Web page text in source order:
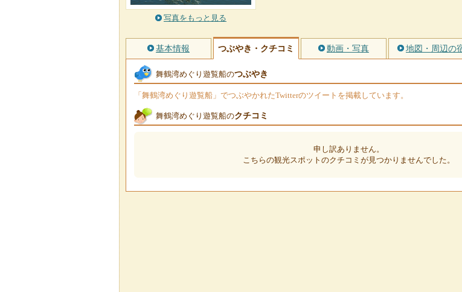
写真をもっと見る
基本情報 つぶやき・クチコミ 動画・写真 地図・周辺の
舞鶴湾めぐり遊覧船のつぶやき
「舞鶴湾めぐり遊覧船」でつぶやかれたTwitterのツイートを掲載しています。
舞鶴湾めぐり遊覧船のクチコミ
申し訳ありません。
こちらの観光スポットのクチコミが見つかりませんでした。